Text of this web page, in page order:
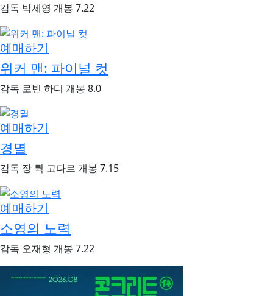
감독 박세영 개봉 7.22
예매하기
위커 맨: 파이널 컷
감독 로빈 하디 개봉 8.0
예매하기
경멸
감독 장 뤽 고다르 개봉 7.15
예매하기
소영의 노력
감독 오재형 개봉 7.22